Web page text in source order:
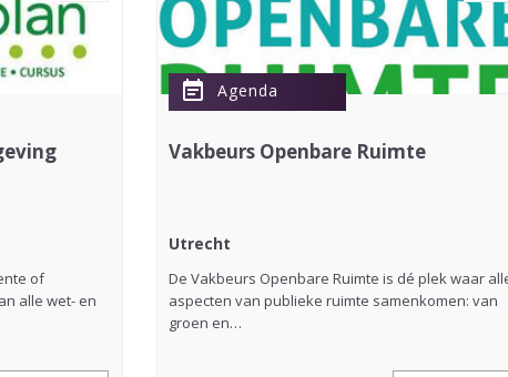
of
alle wet- en
event_note Agenda
Vakbeurs Openbare Ruimte
Utrecht
De Vakbeurs Openbare Ruimte is dé plek waar
aspecten van publieke ruimte samenkomen: van
groen en…